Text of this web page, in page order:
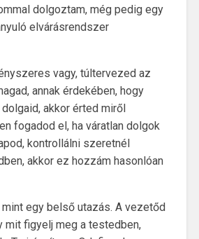
dolgoztam, még pedig egy
elvárásrendszer
vagy, túltervezed az
annak érdekében, hogy
akkor érted miről
fogadod el, ha váratlan dolgok
kontrollálni szeretnél
akkor ez hozzám hasonlóan
egy belső utazás. A vezetőd
mit figyelj meg a testedben,